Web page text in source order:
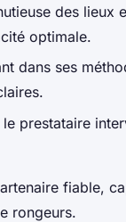
des lieux
optimale.
dans ses
prestataire
fiable,
rongeurs.